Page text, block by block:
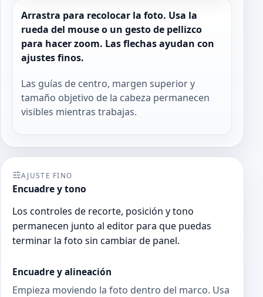
Arrastra para recolocar la foto. Usa la
rueda del mouse o un gesto de pellizco
para hacer zoom. Las flechas ayudan con
ajustes finos.
Las guías de centro, margen superior y
tamaño objetivo de la cabeza permanecen
visibles mientras trabajas.
AJUSTE FINO
Encuadre y tono
Los controles de recorte, posición y tono
permanecen junto al editor para que puedas
terminar la foto sin cambiar de panel.
Encuadre y alineación
Empieza moviendo la foto dentro del marco. Usa